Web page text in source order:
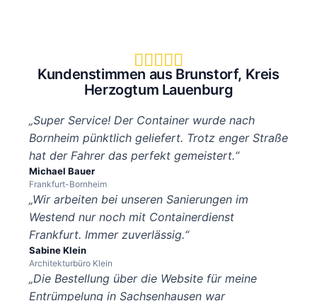
    
Kundenstimmen aus Brunstorf, Kreis
Herzogtum Lauenburg
„Super Service! Der Container wurde nach
Bornheim pünktlich geliefert. Trotz enger Straße
hat der Fahrer das perfekt gemeistert.“
Michael Bauer
Frankfurt-Bornheim
„Wir arbeiten bei unseren Sanierungen im
Westend nur noch mit Containerdienst
Frankfurt. Immer zuverlässig.“
Sabine Klein
Architekturbüro Klein
„Die Bestellung über die Website für meine
Entrümpelung in Sachsenhausen war